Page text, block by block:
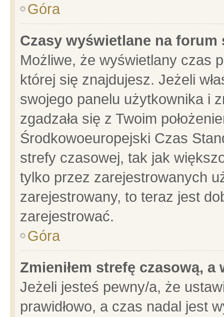
Góra
Czasy wyświetlane na forum
Możliwe, że wyświetlany czas
której się znajdujesz. Jeżeli
swojego panelu użytkownika i
zgadzała się z Twoim
Środkowoeuropejski Czas
strefy czasowej, tak jak
tylko przez zarejestrowanych
zarejestrowany, to teraz jest
zarejestrować.
Góra
Zmieniłem strefę czasową,
Jeżeli jesteś pewny/a, że
prawidłowo, a czas nadal jest